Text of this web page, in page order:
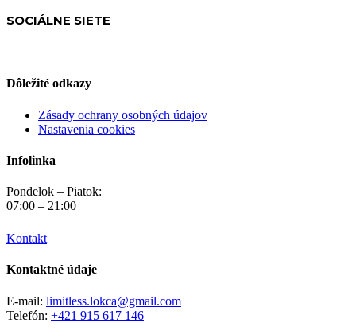
SOCIÁLNE SIETE
Dôležité odkazy
Zásady ochrany osobných údajov
Nastavenia cookies
Infolinka
Pondelok – Piatok:
07:00 – 21:00
Kontakt
Kontaktné údaje
E-mail: limitless.lokca@gmail.com
Telefón: +421 915 617 146